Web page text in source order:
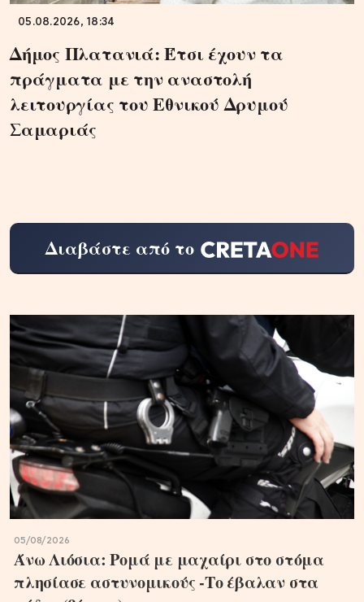
05.08.2026, 18:34
Δήμος Πλατανιά: Έτσι έχουν τα
πράγματα με την αναστολή
λειτουργίας του Εθνικού Δρυμού
Σαμαριάς
Διαβάστε από το
05/08/2026
Άνω Λιόσια: Ρομά με μαχαίρι στο στόμα
πλησίασε αστυνομικούς -Το έβαλαν στα